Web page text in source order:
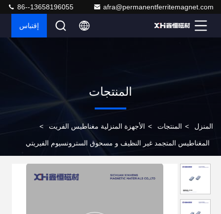
afra@permanentferritemagnet.com
86--13658196055
إقتباس
المنتجات
المنزل > المنتجات > الأجهزة المنزلية مغناطيس الفريت >
المغناطيس المتجمد غير النظيف و مسحوق السترونسيوم الفيريتي